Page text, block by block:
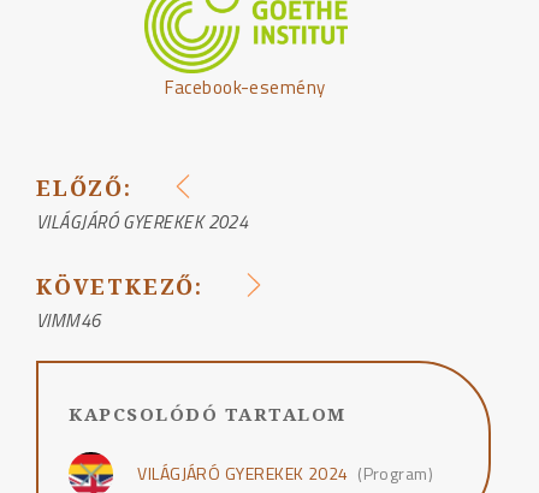
Facebook-esemény
BEJEGYZÉS
NAVIGÁCIÓ
ELŐZŐ:
VILÁGJÁRÓ GYEREKEK 2024
KÖVETKEZŐ:
VIMM46
KAPCSOLÓDÓ TARTALOM
VILÁGJÁRÓ GYEREKEK 2024 (Program)